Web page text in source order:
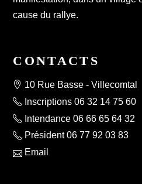
cause du rallye.
CONTACTS
10 Rue Basse - Villecomtal
Inscriptions 06 32 14 75 60
Intendance 06 66 65 64 32
Président 06 77 92 03 83
Email